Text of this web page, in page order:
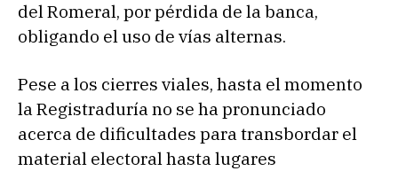
del Romeral, por pérdida de la banca,
obligando el uso de vías alternas.
Pese a los cierres viales, hasta el momento
la Registraduría no se ha pronunciado
acerca de dificultades para transbordar el
material electoral hasta lugares